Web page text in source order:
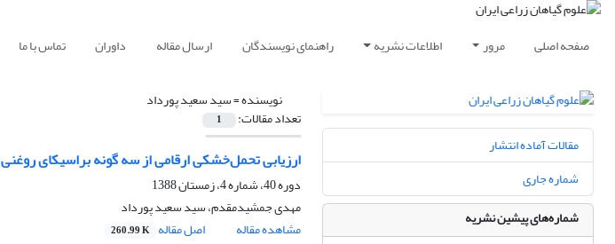
صفحه اصلی مرور اطلاعات نشریه راهنمای نویسندگان ارسال مقاله داوران تماس با ما
نویسنده =سید سعید پورداد
تعداد مقالات: 1
ارزیابی تحمل‌خشکی ارقامی از سه گونه براسیکای روغنی
دوره 40، شماره 4، زمستان 1388
مهدی جمشیدمقدم، سید سعید پورداد
مشاهده مقاله
اصل مقاله 260.99 K
مقالات آماده انتشار
شماره جاری
شماره‌های پیشین نشریه